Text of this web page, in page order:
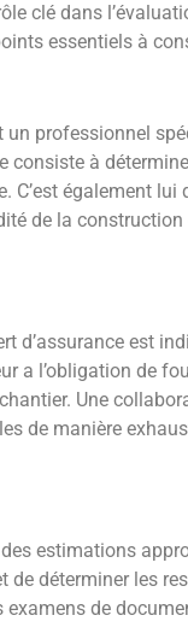
clé dans
essentiels à
un professionnel
à
C’est également
de la
d’assurance est
a l’obligation de
Une
de manière
des estimations
de déterminer les
de